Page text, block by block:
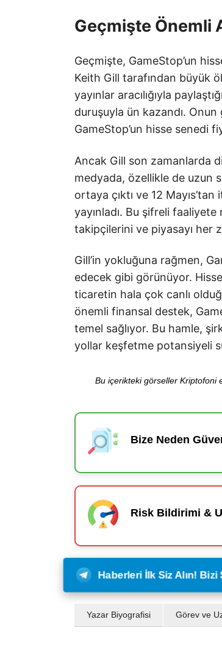
Geçmişte Önemli
Geçmişte, GameStop’un
Keith Gill tarafından büyük
yayınlar aracılığıyla
duruşuyla ün kazandı. Onun
GameStop’un hisse senedi
Ancak Gill son zamanlarda
medyada, özellikle de uzun
ortaya çıktı ve 12
yayınladı. Bu şifreli
takipçilerini ve piyasayı her
Gill’in yokluğuna rağmen,
edecek gibi görünüyor.
ticaretin hala çok canlı
önemli finansal destek,
temel sağlıyor. Bu hamle,
yollar keşfetme potansiyeli
Bu içerikteki görseller Kriptofoni
Bize Neden
Risk Bildirimi &
Haberleri İlk Siz Alın!
Yazar Biyografisi Görev ve